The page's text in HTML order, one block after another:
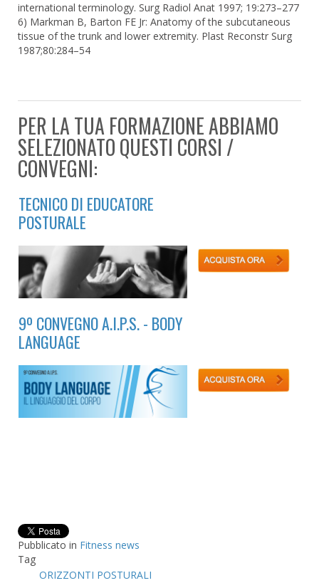
international terminology. Surg Radiol Anat 1997; 19:273–277
6) Markman B, Barton FE Jr: Anatomy of the subcutaneous
tissue of the trunk and lower extremity. Plast Reconstr Surg
1987;80:284–54
PER LA TUA FORMAZIONE ABBIAMO
SELEZIONATO QUESTI CORSI /
CONVEGNI:
TECNICO DI EDUCATORE
POSTURALE
9º CONVEGNO A.I.P.S. - BODY
LANGUAGE
Pubblicato in Fitness news
Tag
ORIZZONTI POSTURALI